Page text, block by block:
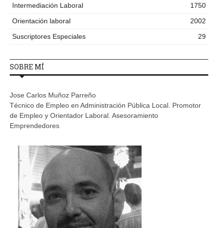
Intermediación Laboral
1750
Orientación laboral
2002
Suscriptores Especiales
29
SOBRE MÍ
Jose Carlos Muñoz Parreño
Técnico de Empleo en Administración Pública Local. Promotor
de Empleo y Orientador Laboral. Asesoramiento
Emprendedores